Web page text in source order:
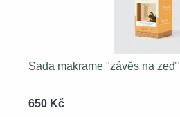
Sada makrame "závěs na zeď"
650 Kč